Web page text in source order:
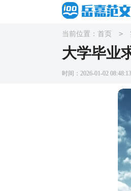
当前位置： 首页 >
大学毕业
时间：2026-01-02 08:48:13